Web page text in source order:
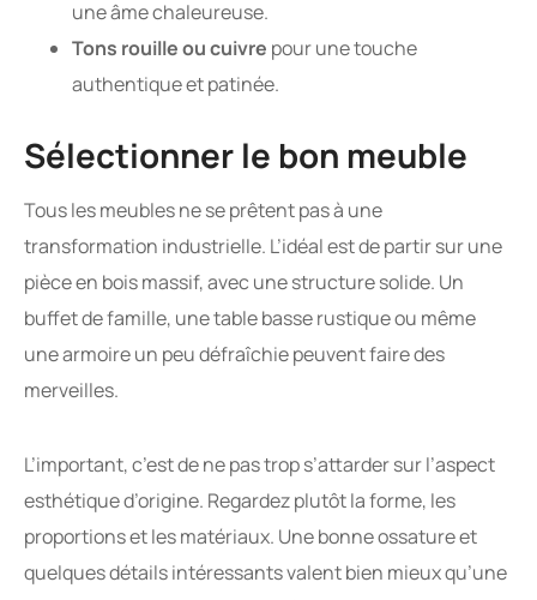
une âme chaleureuse.
Tons rouille ou cuivre pour une touche
authentique et patinée.
Sélectionner le bon meuble
Tous les meubles ne se prêtent pas à une
transformation industrielle. L’idéal est de partir sur une
pièce en bois massif, avec une structure solide. Un
buffet de famille, une table basse rustique ou même
une armoire un peu défraîchie peuvent faire des
merveilles.
L’important, c’est de ne pas trop s’attarder sur l’aspect
esthétique d’origine. Regardez plutôt la forme, les
proportions et les matériaux. Une bonne ossature et
quelques détails intéressants valent bien mieux qu’une